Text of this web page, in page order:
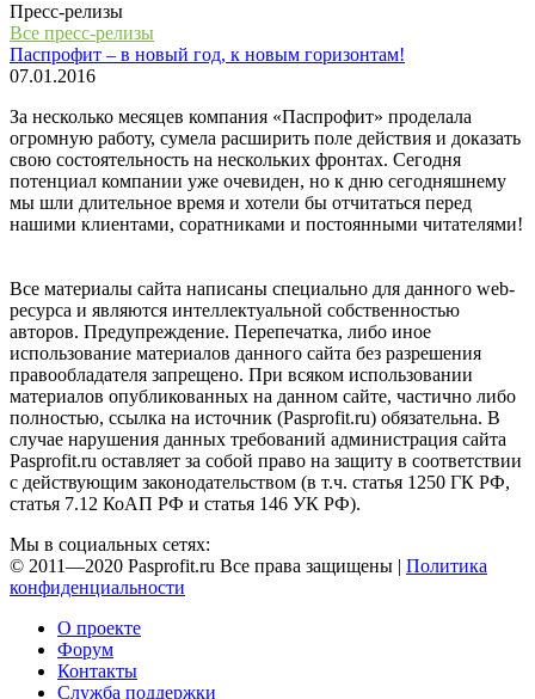
Пресс-релизы
Все пресс-релизы
Паспрофит – в новый год, к новым горизонтам!
07.01.2016
За несколько месяцев компания «Паспрофит» проделала
огромную работу, сумела расширить поле действия и доказать
свою состоятельность на нескольких фронтах. Сегодня
потенциал компании уже очевиден, но к дню сегодняшнему
мы шли длительное время и хотели бы отчитаться перед
нашими клиентами, соратниками и постоянными читателями!
Все материалы сайта написаны специально для данного web-
ресурса и являются интеллектуальной собственностью
авторов. Предупреждение. Перепечатка, либо иное
использование материалов данного сайта без разрешения
правообладателя запрещено. При всяком использовании
материалов опубликованных на данном сайте, частично либо
полностью, ссылка на источник (Pasprofit.ru) обязательна. В
случае нарушения данных требований администрация сайта
Pasprofit.ru оставляет за собой право на защиту в соответствии
с действующим законодательством (в т.ч. статья 1250 ГК РФ,
статья 7.12 КоАП РФ и статья 146 УК РФ).
Мы в социальных сетях:
© 2011—2020 Pasprofit.ru Все права защищены | Политика
конфиденциальности
О проекте
Форум
Контакты
Служба поддержки